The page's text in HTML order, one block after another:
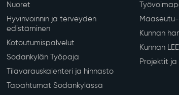
Nuoret
Hyvinvoinnin ja terveyden
edistäminen
Kotoutumispalvelut
Sodankylän Työpaja
Tilavarauskalenteri ja hinnasto
Tapahtumat Sodankylässä
Kunnan
Kunnan
Projektit ja